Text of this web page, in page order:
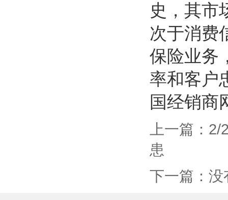
史，其市
次于消费
保险业务
率和客户
国经销商
上一篇： 2/
患
下一篇：没